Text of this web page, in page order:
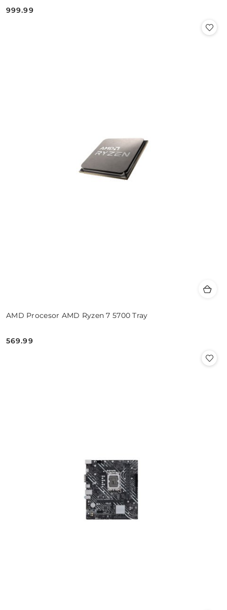
Cena:
999.99
AMD Procesor AMD Ryzen 7 5700 Tray
Cena:
569.99